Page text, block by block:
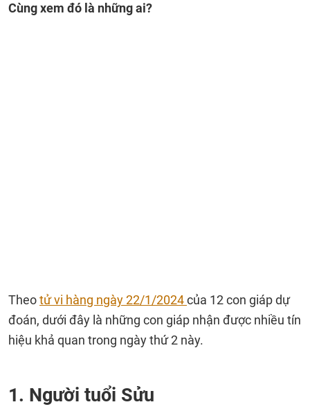
Cùng xem đó là những ai?
Theotử vi hàng ngày 22/1/2024của 12 con giáp dự
đoán, dưới đây là những con giáp nhận được nhiều tín
hiệu khả quan trong ngày thứ 2 này.
1. Người tuổi Sửu